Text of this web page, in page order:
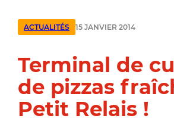
ACTUALITÉS 15 JANVIER 2014
Terminal de
de pizzas
Petit Relais !